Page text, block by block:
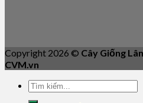
Copyright 2026 © Cây Giống
CVM.vn